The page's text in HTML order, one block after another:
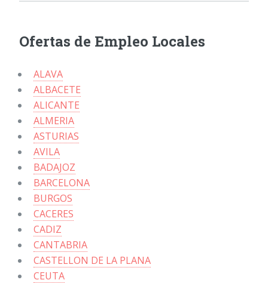
Ofertas de Empleo Locales
ALAVA
ALBACETE
ALICANTE
ALMERIA
ASTURIAS
AVILA
BADAJOZ
BARCELONA
BURGOS
CACERES
CADIZ
CANTABRIA
CASTELLON DE LA PLANA
CEUTA